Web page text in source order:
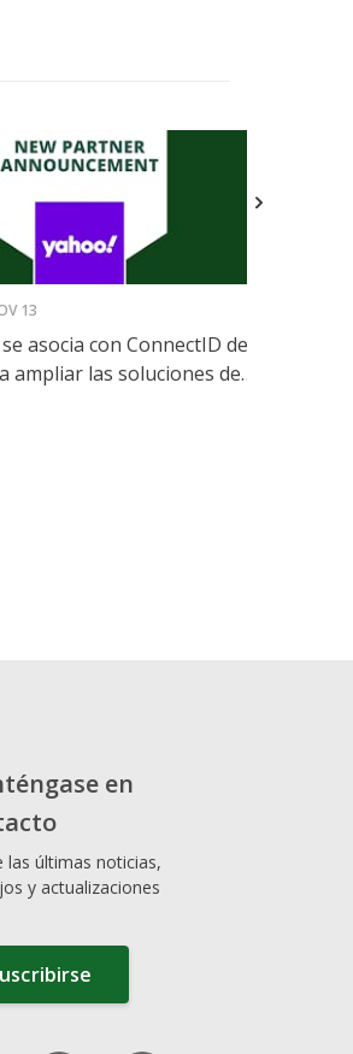
13
asocia con ConnectID de
ampliar las soluciones de
en
las últimas noticias,
y actualizaciones